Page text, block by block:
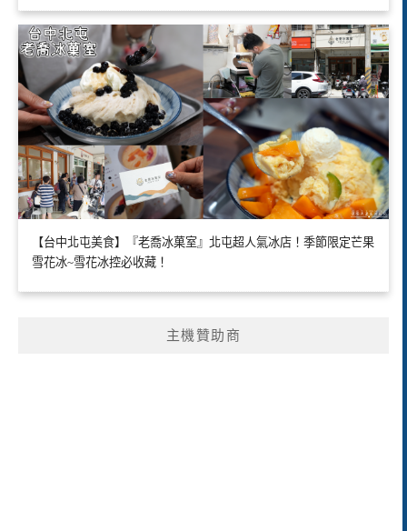
【台中北屯美食】『老喬冰菓室』北屯超人氣冰店！季節限定芒果
雪花冰~雪花冰控必收藏！
主機贊助商